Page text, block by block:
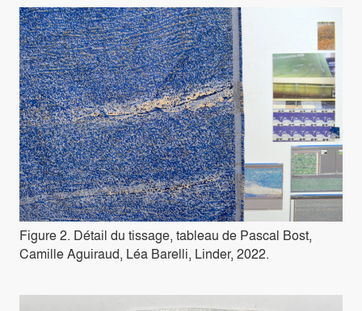
Figure 2. Détail du tissage, tableau de Pascal Bost,
Camille Aguiraud, Léa Barelli, Linder, 2022.